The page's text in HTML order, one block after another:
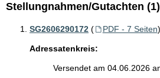
Stellungnahmen/Gutachten (1)
SG2606290172 ( PDF - 7 Seiten)
Adressatenkreis:
Versendet am 04.06.2026